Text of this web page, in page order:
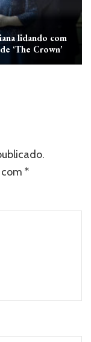
lidando com
‘The Crown’
*